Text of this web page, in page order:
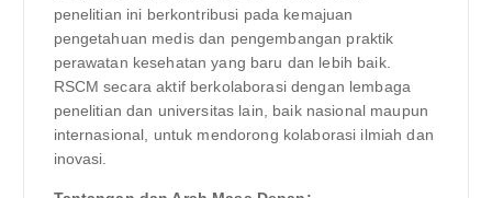
penelitian ini berkontribusi pada kemajuan
pengetahuan medis dan pengembangan praktik
perawatan kesehatan yang baru dan lebih baik.
RSCM secara aktif berkolaborasi dengan lembaga
penelitian dan universitas lain, baik nasional maupun
internasional, untuk mendorong kolaborasi ilmiah dan
inovasi.